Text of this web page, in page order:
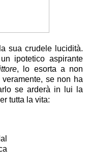
sua crudele lucidità.
ipotetico aspirante
, lo esorta a non
se non ha
se arderà in lui la
tutta la vita: